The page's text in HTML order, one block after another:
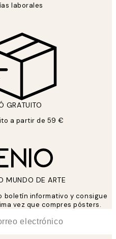
laborales
GRATUITO
a partir de 59 €
MUNDO DE ARTE
boletín informativo y consigue
vez que compres pósters.